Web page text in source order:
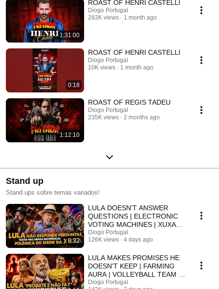
1:31:00
ROAST OF HENRI CASTELLI
Diogo Portugal
283K views
1 month ago
0:18
ROAST OF HENRI CASTELLI
Diogo Portugal
10K views
1 month ago
1:12:10
ROAST OF REGIS TADEU
Diogo Portugal
235K views
2 months ago
Stand up
Stand ups sobre temas variados!
8:32
LULA DOESN'T ANSWER
QUESTIONS | ELECTRONIC
VOTING MACHINES | XUXA
CONCERT CONTROVERSY -
DIOGO POR...
Diogo Portugal
126K views
4 days ago
LULA MAKES PROMISES HE
DOESN'T KEEP | FARMING
AURA | VOLLEYBALL TEAM -
DIOGO PORTUGAL STAND-
Diogo Portugal